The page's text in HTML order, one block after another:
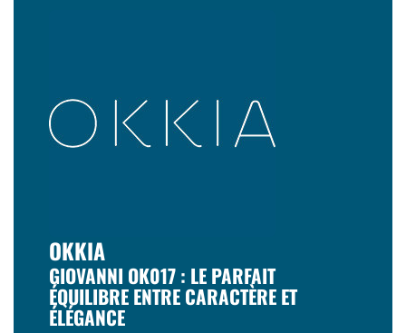
OKKIA
GIOVANNI OK017 : LE PARFAIT
ÉQUILIBRE ENTRE CARACTÈRE ET
ÉLÉGANCE